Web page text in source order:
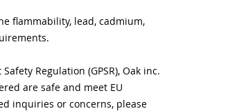
flammability, lead, cadmium,
Regulation (GPSR), Oak inc.
are safe and meet EU
inquiries or concerns, please